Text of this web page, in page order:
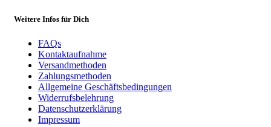
Weitere Infos für Dich
FAQs
Kontaktaufnahme
Versandmethoden
Zahlungsmethoden
Allgemeine Geschäftsbedingungen
Widerrufsbelehrung
Datenschutzerklärung
Impressum